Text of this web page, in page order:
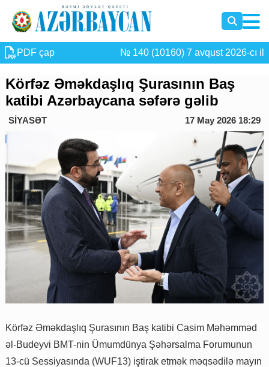
PDF çap № 140 (10160) 7 avqust 2026-cı il
Körfəz Əməkdaşlıq Şurasının Baş
katibi Azərbaycana səfərə gəlib
SİYASƏT 17 May 2026 18:29
Körfəz Əməkdaşlıq Şurasının Baş katibi Casim Məhəmməd
əl-Budeyvi BMT-nin Ümumdünya Şəhərsalma Forumunun
13-cü Sessiyasında (WUF13) iştirak etmək məqsədilə mayın